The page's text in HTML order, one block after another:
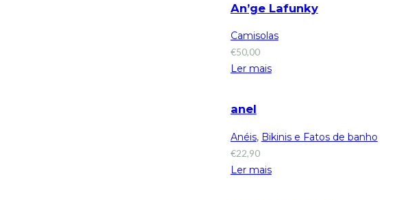
An’ge Lafunky
Camisolas
€50,00
Ler mais
anel
Anéis, Bikinis e Fatos de banho
€22,90
Ler mais